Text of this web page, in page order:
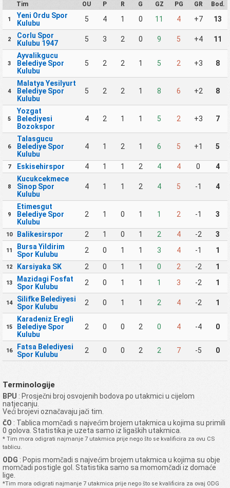
Tim OU P R G GZ PG GR Bod.
1
Yeni Ordu Spor
Kulubu
5 4 1 0 11 4 +7 13
2
Corlu Spor
Kulubu 1947
5 3 2 0 9 5 +4 11
3
Ayvalikgucu
Belediye Spor
Kulubu
5 2 2 1 5 2 +3 8
4
Malatya Yesilyurt
Belediye Spor
Kulubu
5 2 2 1 8 6 +2 8
5
Yozgat
Belediyesi
Bozokspor
4 2 1 1 5 2 +3 7
6
Talasgucu
Belediye Spor
Kulubu
4 1 2 1 6 5 +1 5
7 Eskisehirspor 4 1 1 2 4 4 0 4
8
Kucukcekmece
Sinop Spor
Kulubu
4 1 1 2 4 5 -1 4
9
Etimesgut
Belediye Spor
Kulubu
2 1 0 1 1 2 -1 3
10 Balikesirspor 2 1 0 1 2 4 -2 3
11
Bursa Yildirim
Spor Kulubu
2 0 1 1 3 4 -1 1
12 Karsiyaka SK 2 0 1 1 0 2 -2 1
13
Mazidagi Fosfat
Spor Kulubu
2 0 1 1 1 3 -2 1
14
Silifke Belediyesi
Spor Kulubu
2 0 1 1 2 4 -2 1
15
Karadeniz Eregli
Belediye Spor
Kulubu
2 0 0 2 0 4 -4 0
16
Fatsa Belediyesi
Spor Kulubu
2 0 0 2 2 7 -5 0
Terminologije
BPU : Prosječni broj osvojenih bodova po utakmici u cijelom
natjecanju.
Veći brojevi označavaju jači tim.
ČO : Tablica momčadi s najvećim brojem utakmica u kojima su primili
0 golova. Statistika je uzeta samo iz ligaških utakmica.
* Tim mora odigrati najmanje 7 utakmica prije nego što se kvalificira za ovu CS
tablicu.
ODG : Popis momčadi s najvećim brojem utakmica u kojima su obje
momčadi postigle gol. Statistika samo sa momomčadi iz domaće
lige.
*Tim mora odigrati najmanje 7 utakmica prije nego što se kvalificira za ovaj ODG